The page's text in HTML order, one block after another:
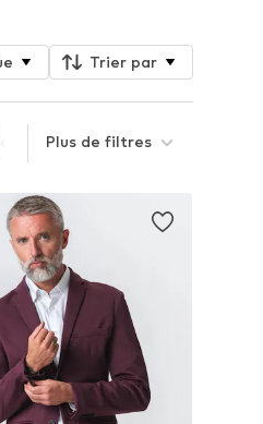
Trier par
Motif
Plus de filtres